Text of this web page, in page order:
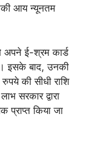
आय न्यूनतम
अपने ई-श्रम कार्ड
इसके बाद, उनकी
की सीधी राशि
सरकार द्वारा
प्राप्त किया जा